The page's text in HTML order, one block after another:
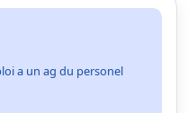
a un ag du personel